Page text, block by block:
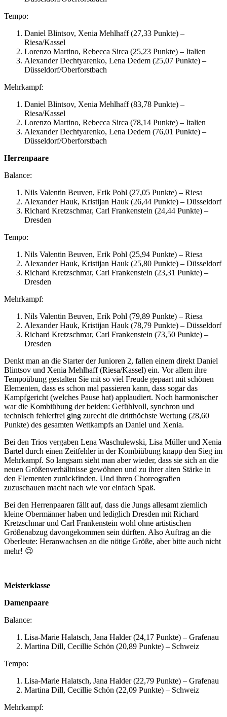
Tempo:
Daniel Blintsov, Xenia Mehlhaff (27,33 Punkte) –
Riesa/Kassel
Lorenzo Martino, Rebecca Sirca (25,23 Punkte) – Italien
Alexander Dechtyarenko, Lena Dedem (25,07 Punkte) –
Düsseldorf/Oberforstbach
Mehrkampf:
Daniel Blintsov, Xenia Mehlhaff (83,78 Punkte) –
Riesa/Kassel
Lorenzo Martino, Rebecca Sirca (78,14 Punkte) – Italien
Alexander Dechtyarenko, Lena Dedem (76,01 Punkte) –
Düsseldorf/Oberforstbach
Herrenpaare
Balance:
Nils Valentin Beuven, Erik Pohl (27,05 Punkte) – Riesa
Alexander Hauk, Kristijan Hauk (26,44 Punkte) – Düsseldorf
Richard Kretzschmar, Carl Frankenstein (24,44 Punkte) –
Dresden
Tempo:
Nils Valentin Beuven, Erik Pohl (25,94 Punkte) – Riesa
Alexander Hauk, Kristijan Hauk (25,80 Punkte) – Düsseldorf
Richard Kretzschmar, Carl Frankenstein (23,31 Punkte) –
Dresden
Mehrkampf:
Nils Valentin Beuven, Erik Pohl (79,89 Punkte) – Riesa
Alexander Hauk, Kristijan Hauk (78,79 Punkte) – Düsseldorf
Richard Kretzschmar, Carl Frankenstein (73,50 Punkte) –
Dresden
Denkt man an die Starter der Junioren 2, fallen einem direkt Daniel
Blintsov und Xenia Mehlhaff (Riesa/Kassel) ein. Vor allem ihre
Tempoübung gestalten Sie mit so viel Freude gepaart mit schönen
Elementen, dass es schon mal passieren kann, dass sogar das
Kampfgericht (welches Pause hat) applaudiert. Noch harmonischer
war die Kombiübung der beiden: Gefühlvoll, synchron und
technisch fehlerfrei ging zurecht die dritthöchste Wertung (28,60
Punkte) des gesamten Wettkampfs an Daniel und Xenia.
Bei den Trios vergaben Lena Waschulewski, Lisa Müller und Xenia
Bartel durch einen Zeitfehler in der Kombiübung knapp den Sieg im
Mehrkampf. So langsam sieht man aber wieder, dass sie sich an die
neuen Größenverhältnisse gewöhnen und zu ihrer alten Stärke in
den Elementen zurückfinden. Und ihren Choreografien
zuzuschauen macht nach wie vor einfach Spaß.
Bei den Herrenpaaren fällt auf, dass die Jungs allesamt ziemlich
kleine Obermänner haben und lediglich Dresden mit Richard
Kretzschmar und Carl Frankenstein wohl ohne artistischen
Größenabzug davongekommen sein dürften. Also Auftrag an die
Oberleute: Heranwachsen an die nötige Größe, aber bitte auch nicht
mehr! 😉
Meisterklasse
Damenpaare
Balance:
Lisa-Marie Halatsch, Jana Halder (24,17 Punkte) – Grafenau
Martina Dill, Cecillie Schön (20,89 Punkte) – Schweiz
Tempo:
Lisa-Marie Halatsch, Jana Halder (22,79 Punkte) – Grafenau
Martina Dill, Cecillie Schön (22,09 Punkte) – Schweiz
Mehrkampf: